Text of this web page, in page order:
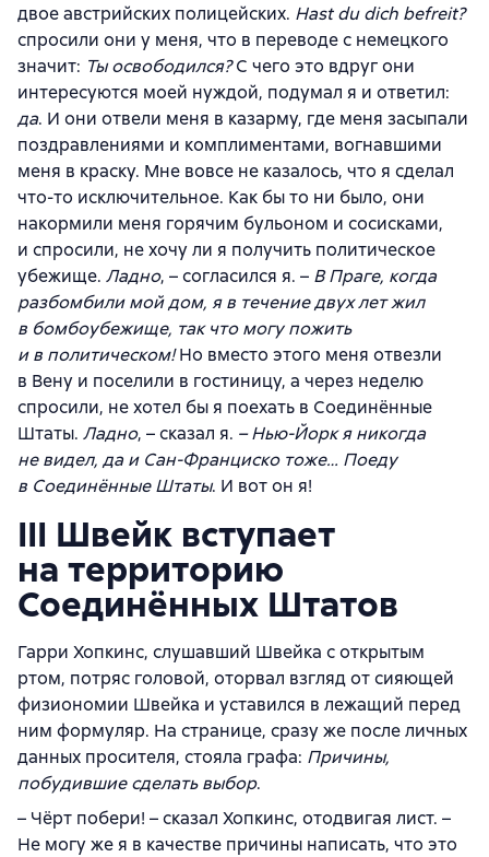
двое австрийских полицейских. Hast du dich befreit?
спросили они у меня, что в переводе с немецкого
значит: Ты освободился?С чего это вдруг они
интересуются моей нуждой, подумал я и ответил:
да. И они отвели меня в казарму, где меня засыпали
поздравлениями и комплиментами, вогнавшими
меня в краску. Мне вовсе не казалось, что я сделал
что-то исключительное. Как бы то ни было, они
накормили меня горячим бульоном и сосисками,
и спросили, не хочу ли я получить политическое
убежище. Ладно, – согласился я. – В Праге, когда
разбомбили мой дом, я в течение двух лет жил
в бомбоубежище, так что могу пожить
и в политическом!Но вместо этого меня отвезли
в Вену и поселили в гостиницу, а через неделю
спросили, не хотел бы я поехать в Соединённые
Штаты. Ладно, – сказал я. – Нью-Йорк я никогда
не видел, да и Сан-Франциско тоже… Поеду
в Соединённые Штаты. И вот он я!
III Швейк вступает
на территорию
Соединённых Штатов
Гарри Хопкинс, слушавший Швейка с открытым
ртом, потряс головой, оторвал взгляд от сияющей
физиономии Швейка и уставился в лежащий перед
ним формуляр. На странице, сразу же после личных
данных просителя, стояла графа: Причины,
побудившие сделать выбор.
– Чёрт побери! – сказал Хопкинс, отодвигая лист. –
Не могу же я в качестве причины написать, что это